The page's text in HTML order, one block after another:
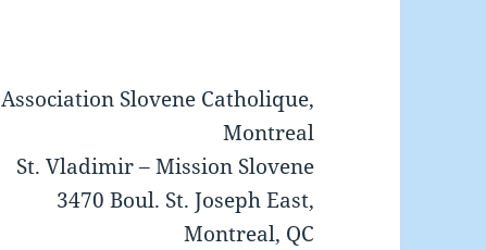
Association Slovene Catholique,
Montreal
St. Vladimir – Mission Slovene
3470 Boul. St. Joseph East,
Montreal, QC